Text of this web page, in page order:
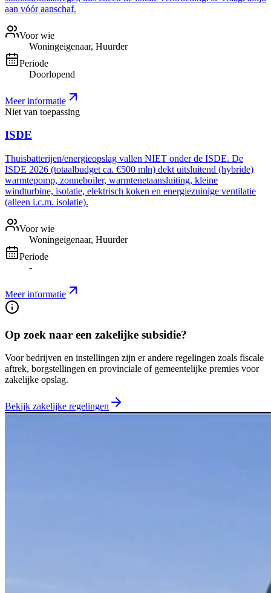
aan vóór aanschaf.
Voor wie
Woningeigenaar, Huurder
Periode
Doorlopend
Meer informatie
Niet van toepassing
ISDE
Thuisbatterijen/energieopslag vallen NIET onder de ISDE. De
ISDE 2026 (totaalbudget ca. €500 mln) dekt uitsluitend (hybride)
warmtepomp, zonneboiler, warmtenetaansluiting, kleine
windturbine, isolatie, elektrisch koken en energiezuinige ventilatie
(alleen i.c.m. isolatie).
Voor wie
Woningeigenaar, Huurder
Periode
-
Meer informatie
Op zoek naar een zakelijke subsidie?
Voor bedrijven en instellingen zijn er andere regelingen zoals fiscale
aftrek, borgstellingen en provinciale of gemeentelijke premies voor
zakelijke opslag.
Bekijk zakelijke regelingen